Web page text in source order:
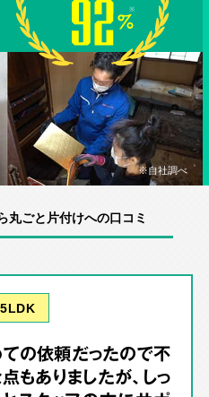
※自社調べ
丸ごと片付けへの口コミ
の依頼だったので不
もありましたが、しっ